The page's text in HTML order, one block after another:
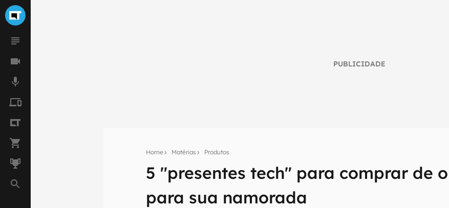
PUBLICIDADE
Home Matérias Produtos
5 "presentes tech" para comprar de
para sua namorada
Seu resumo inteligente do mundo tech!
Assine a newsletter do Canaltech e receba notícias e reviews sobre